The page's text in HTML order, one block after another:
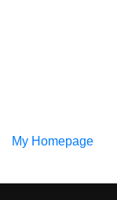
My Homepage